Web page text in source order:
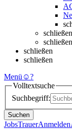
schließen
schließen
schließen
schließen
Menü ☺?
Volltextsuche
Suchbegriff:
Suchen
JobsTrauerAnmelden